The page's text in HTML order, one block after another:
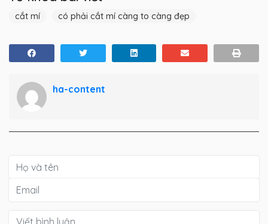
cắt mí có phải cắt mí càng to càng đẹp
ha-content